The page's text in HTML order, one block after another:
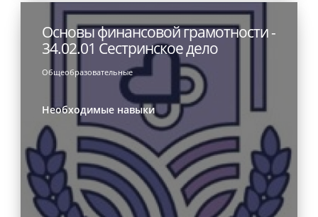
Основы финансовой грамотности -
34.02.01 Сестринское дело
Общеобразовательные
Необходимые навыки